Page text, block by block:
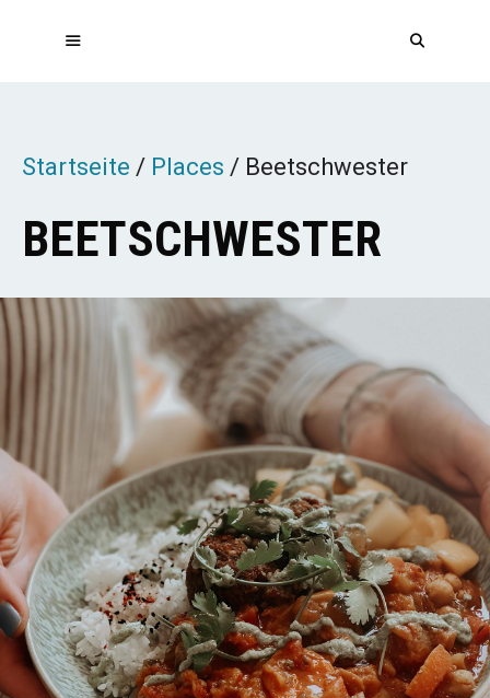
Startseite / Places / Beetschwester
BEETSCHWESTER